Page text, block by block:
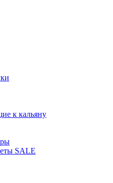
к кальяну
SALE